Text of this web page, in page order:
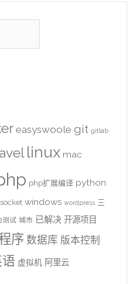
easyswoole git gitlab
linux mac
php扩展编译 python
windows wordpress 三
测试 城市 已解决 开源项目
序 数据库 版本控制
虚拟机 阿里云